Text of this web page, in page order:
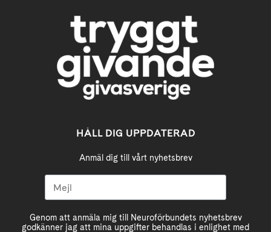
HÅLL DIG UPPDATERAD
Anmäl dig till vårt nyhetsbrev
Genom att anmäla mig till Neuroförbundets nyhetsbrev
godkänner jag att mina uppgifter behandlas i enlighet med